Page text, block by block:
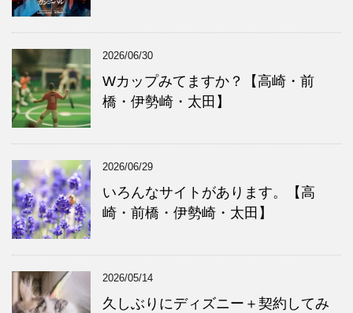
2026/06/30
Wカップみてますか？【高崎・前
橋・伊勢崎・太田】
2026/06/29
いろんなサイトがあります。【高
崎・前橋・伊勢崎・太田】
2026/05/14
久しぶりにディズニー＋契約してみ